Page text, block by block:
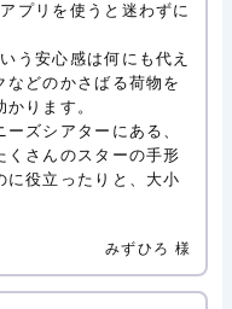
プリを使うと迷わずに
う安心感は何にも代え
どのかさばる荷物を
ります。
ズシアターにある、
くさんのスターの手形
に役立ったりと、大小
みずひろ 様